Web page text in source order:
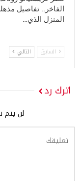
الفاخر.. تفاصيل
المنزل الذي…
السابق التالي
اترك رد
لن يتم